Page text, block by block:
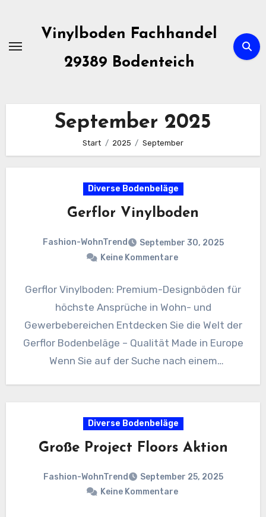
springen
Vinylboden Fachhandel
29389 Bodenteich
September 2025
Start 2025 September
Diverse Bodenbeläge
Gerflor Vinylboden
Fashion-WohnTrend
September 30, 2025
Keine Kommentare
Gerflor Vinylboden: Premium-Designböden für
höchste Ansprüche in Wohn- und
Gewerbebereichen Entdecken Sie die Welt der
Gerflor Bodenbeläge – Qualität Made in Europe
Wenn Sie auf der Suche nach einem
Diverse Bodenbeläge
Große Project Floors Aktion
Fashion-WohnTrend
September 25, 2025
Keine Kommentare